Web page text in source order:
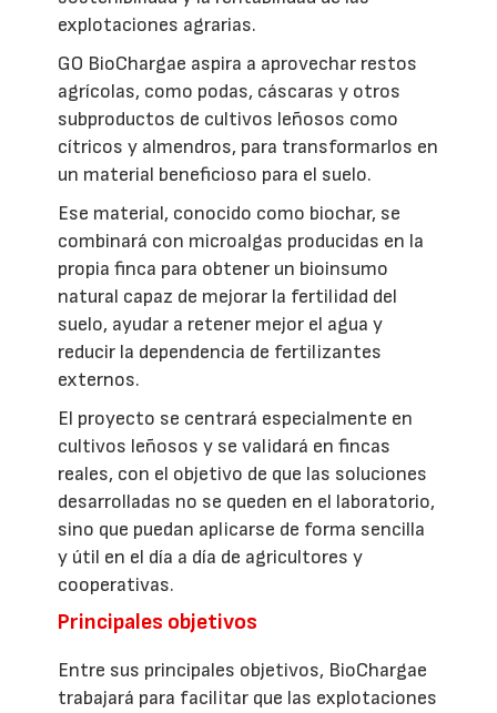
explotaciones agrarias.
GO BioChargae aspira a aprovechar restos
agrícolas, como podas, cáscaras y otros
subproductos de cultivos leñosos como
cítricos y almendros, para transformarlos en
un material beneficioso para el suelo.
Ese material, conocido como biochar, se
combinará con microalgas producidas en la
propia finca para obtener un bioinsumo
natural capaz de mejorar la fertilidad del
suelo, ayudar a retener mejor el agua y
reducir la dependencia de fertilizantes
externos.
El proyecto se centrará especialmente en
cultivos leñosos y se validará en fincas
reales, con el objetivo de que las soluciones
desarrolladas no se queden en el laboratorio,
sino que puedan aplicarse de forma sencilla
y útil en el día a día de agricultores y
cooperativas.
Principales objetivos
Entre sus principales objetivos, BioChargae
trabajará para facilitar que las explotaciones